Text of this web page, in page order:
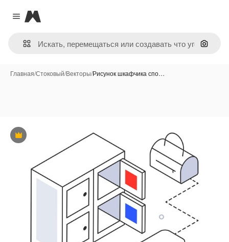
Close menu
Magnific
Поиск
Главная/Стоковый/Векторы/Рисунок шкафчика спо…
Премиум